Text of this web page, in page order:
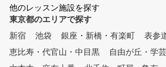
他のレッスン施設を探す
東京都のエリアで探す
新宿
池袋 銀座・新橋・有楽町 表参
恵比寿・代官山・中目黒
自由が丘・学